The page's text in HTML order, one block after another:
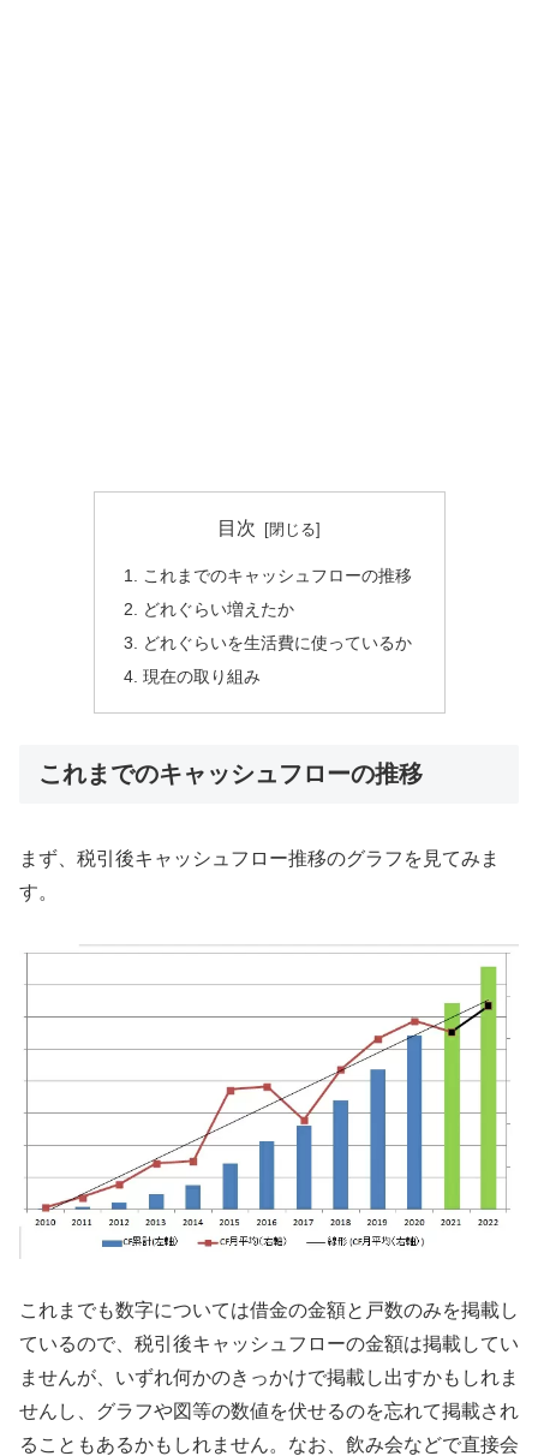
目次
これまでのキャッシュフローの推移
どれぐらい増えたか
どれぐらいを生活費に使っているか
現在の取り組み
これまでのキャッシュフローの推移
まず、税引後キャッシュフロー推移のグラフを見てみま
す。
これまでも数字については借金の金額と戸数のみを掲載し
ているので、税引後キャッシュフローの金額は掲載してい
ませんが、いずれ何かのきっかけで掲載し出すかもしれま
せんし、グラフや図等の数値を伏せるのを忘れて掲載され
ることもあるかもしれません。なお、飲み会などで直接会